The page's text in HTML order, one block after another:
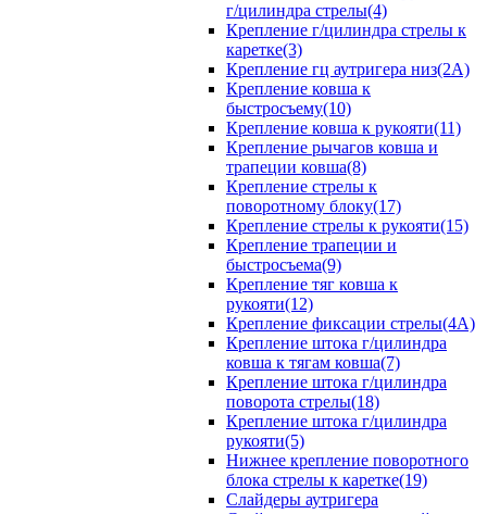
г/цилиндра стрелы(4)
Крепление г/цилиндра стрелы к
каретке(3)
Крепление гц аутригера низ(2А)
Крепление ковша к
быстросъему(10)
Крепление ковша к рукояти(11)
Крепление рычагов ковша и
трапеции ковша(8)
Крепление стрелы к
поворотному блоку(17)
Крепление стрелы к рукояти(15)
Крепление трапеции и
быстросъема(9)
Крепление тяг ковша к
рукояти(12)
Крепление фиксации стрелы(4A)
Крепление штока г/цилиндра
ковша к тягам ковша(7)
Крепление штока г/цилиндра
поворота стрелы(18)
Крепление штока г/цилиндра
рукояти(5)
Нижнее крепление поворотного
блока стрелы к каретке(19)
Слайдеры аутригера